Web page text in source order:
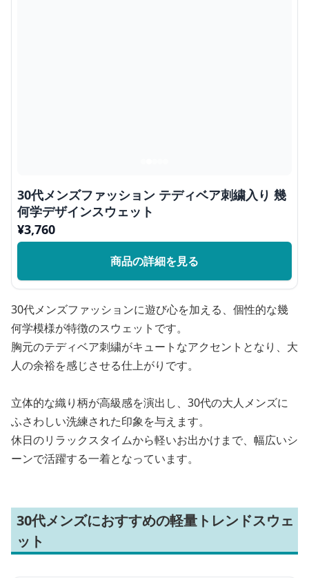
30代メンズファッション テディベア刺繍入り 幾
何学デザインスウェット
¥3,760
商品の詳細を見る
30代メンズファッションに遊び心を加える、個性的な幾
何学模様が特徴のスウェットです。
胸元のテディベア刺繍がキュートなアクセントとなり、大
人の余裕を感じさせる仕上がりです。
立体的な織り柄が高級感を演出し、30代の大人メンズに
ふさわしい洗練された印象を与えます。
休日のリラックスタイムから軽いお出かけまで、幅広いシ
ーンで活躍する一着となっています。
30代メンズにおすすめの軽量トレンドスウェ
ット